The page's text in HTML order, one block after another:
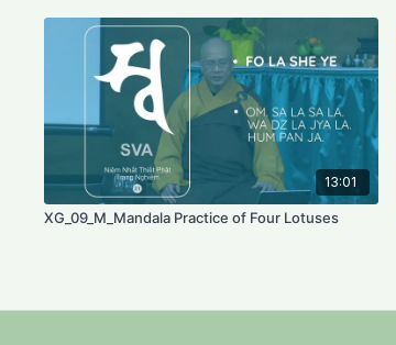
13:01
XG_09_M_Mandala Practice of Four Lotuses